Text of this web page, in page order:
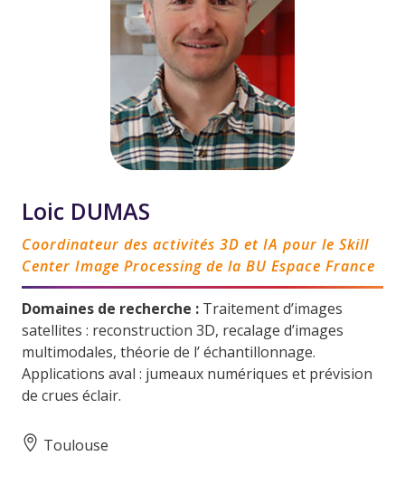
Loic DUMAS
Coordinateur des activités 3D et IA pour le Skill
Center Image Processing de la BU Espace France
Domaines de recherche : Traitement d’images
satellites : reconstruction 3D, recalage d’images
multimodales, théorie de l’ échantillonnage.
Applications aval : jumeaux numériques et prévision
de crues éclair.
Toulouse